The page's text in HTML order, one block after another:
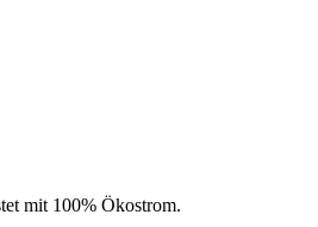
mit 100% Ökostrom.